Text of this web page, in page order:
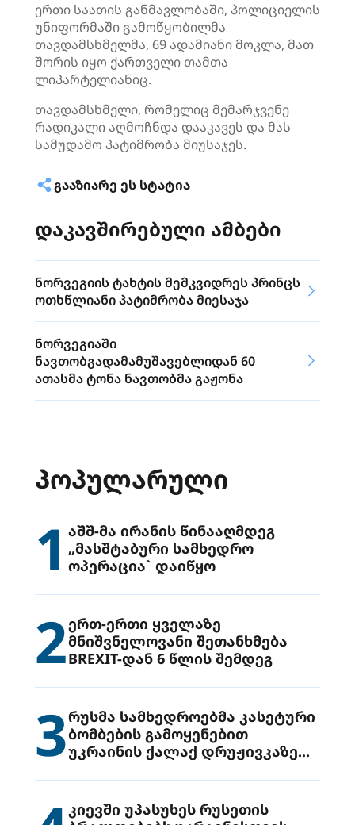
ერთი საათის განმავლობაში, პოლიციელის
უნიფორმაში გამოწყობილმა
თავდამსხმელმა, 69 ადამიანი მოკლა, მათ
შორის იყო ქართველი თამთა
ლიპარტელიანიც.
თავდამსხმელი, რომელიც მემარჯვენე
რადიკალი აღმოჩნდა დააკავეს და მას
სამუდამო პატიმრობა მიუსაჯეს.
ᲒᲐᲐᲖᲘᲐᲠᲔ ᲔᲡ ᲡᲢᲐᲢᲘᲐ
დაკავშირებული ამბები
ნორვეგიის ტახტის მემკვიდრეს პრინცს
ოთხწლიანი პატიმრობა მიესაჯა
ნორვეგიაში
ნავთობგადამამუშავებლიდან 60
ათასმა ტონა ნავთობმა გაჟონა
ᲞᲝᲞᲣᲚᲐᲠᲣᲚᲘ
1 აშშ-მა ირანის წინააღმდეგ
„მასშტაბური სამხედრო
ოპერაცია` დაიწყო
2ერთ-ერთი ყველაზე
მნიშვნელოვანი შეთანხმება
BREXIT-დან 6 წლის შემდეგ
3რუსმა სამხედროებმა კასეტური
ბომბების გამოყენებით
უკრაინის ქალაქ დრუჟივკაზე
კიევში უპასუხეს რუსეთის